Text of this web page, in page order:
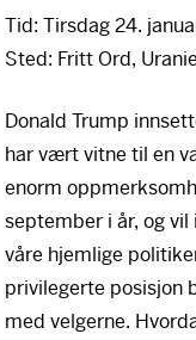
Tid: Tirsdag 24.
Sted: Fritt Ord,
Donald Trump
har vært vitne til en
enorm
september i år, og
våre hjemlige
privilegerte posisjon
med velgerne.